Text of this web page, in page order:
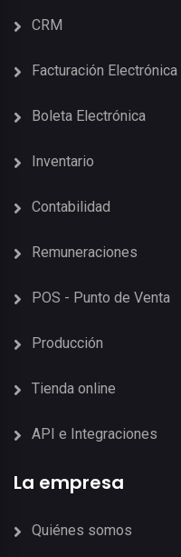
CRM
Facturación Electrónica
Boleta Electrónica
Inventario
Contabilidad
Remuneraciones
POS - Punto de Venta
Producción
Tienda online
API e Integraciones
La empresa
Quiénes somos